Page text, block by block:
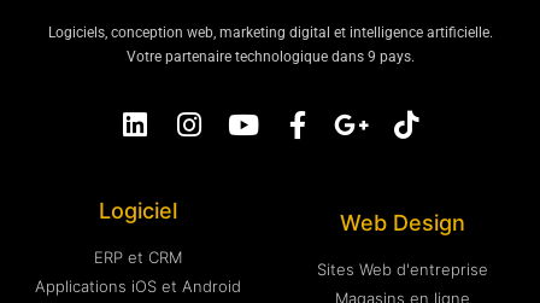
Logiciels, conception web, marketing digital et intelligence artificielle.
Votre partenaire technologique dans 9 pays.
Logiciel
ERP et CRM
Applications iOS et Android
Web Design
Sites Web d'entreprise
Magasins en ligne